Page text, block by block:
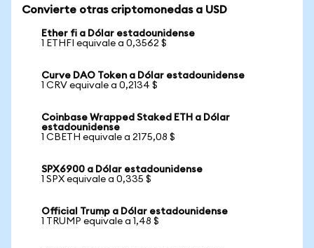
Convierte otras criptomonedas a USD
Ether fi a Dólar estadounidense
1 ETHFI equivale a 0,3562 $
Curve DAO Token a Dólar estadounidense
1 CRV equivale a 0,2134 $
Coinbase Wrapped Staked ETH a Dólar
estadounidense
1 CBETH equivale a 2175,08 $
SPX6900 a Dólar estadounidense
1 SPX equivale a 0,335 $
Official Trump a Dólar estadounidense
1 TRUMP equivale a 1,48 $